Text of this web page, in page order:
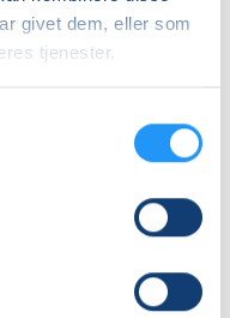
givet dem, eller som
tjenester.
, Slagelse (F.11 i